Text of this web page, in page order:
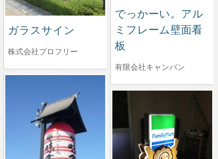
でっかーい。アル
ミフレーム壁面看
板
有限会社キャンバン
ガラスサイン
株式会社プロフリー